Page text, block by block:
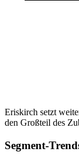
Eriskirch setzt
den Großteil des
Segment-